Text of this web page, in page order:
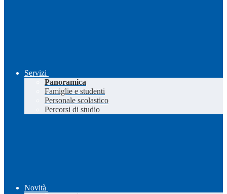
Servizi
Panoramica
Famiglie e studenti
Personale scolastico
Percorsi di studio
Novità